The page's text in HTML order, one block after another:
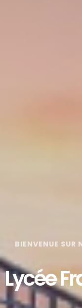
BIENVENUE SUR
Lycée